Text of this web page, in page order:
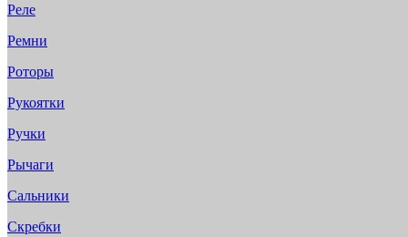
Реле
Ремни
Роторы
Рукоятки
Ручки
Рычаги
Сальники
Скребки